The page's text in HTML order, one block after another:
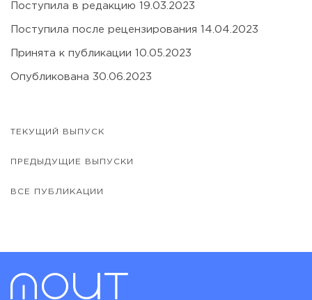
Поступила в редакцию 19.03.2023
Поступила после рецензирования 14.04.2023
Принята к публикации 10.05.2023
Опубликована 30.06.2023
ТЕКУЩИЙ ВЫПУСК
ПРЕДЫДУЩИЕ ВЫПУСКИ
ВСЕ ПУБЛИКАЦИИ